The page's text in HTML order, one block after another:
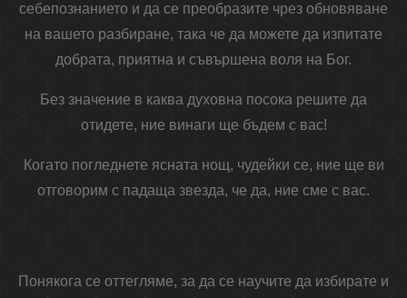
себепознанието и да се преобразите чрез обновяване
на вашето разбиране, така че да можете да изпитате
добрата, приятна и съвършена воля на Бог.
Без значение в каква духовна посока решите да
отидете, ние винаги ще бъдем с вас!
Когато погледнете ясната нощ, чудейки се, ние ще ви
отговорим с падаща звезда, че да, ние сме с вас.
Понякога се оттегляме, за да се научите да избирате и